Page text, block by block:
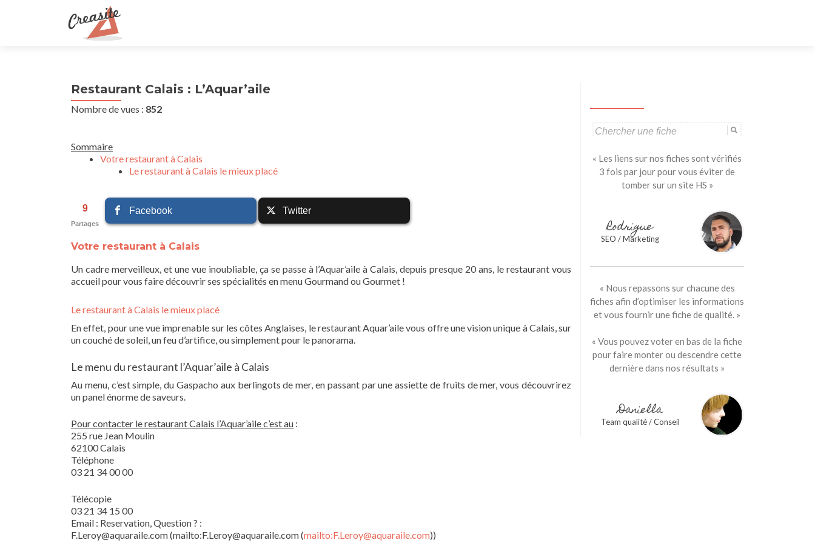
Restaurant Calais : L’Aquar’aile
Nombre de vues : 852
Sommaire
Votre restaurant à Calais
Le restaurant à Calais le mieux placé
9
Partages
Facebook Twitter
Votre restaurant à Calais
Un cadre merveilleux, et une vue inoubliable, ça se passe à l’Aquar’aile à Calais, depuis presque 20 ans, le restaurant vous
accueil pour vous faire découvrir ses spécialités en menu Gourmand ou Gourmet !
Le restaurant à Calais le mieux placé
En effet, pour une vue imprenable sur les côtes Anglaises, le restaurant Aquar’aile vous offre une vision unique à Calais, sur
un couché de soleil, un feu d’artifice, ou simplement pour le panorama.
Le menu du restaurant l’Aquar’aile à Calais
Au menu, c’est simple, du Gaspacho aux berlingots de mer, en passant par une assiette de fruits de mer, vous découvrirez
un panel énorme de saveurs.
Pour contacter le restaurant Calais l’Aquar’aile c’est au :
255 rue Jean Moulin
62100 Calais
Téléphone
03 21 34 00 00
Télécopie
03 21 34 15 00
Email : Reservation, Question ? :
F.Leroy@aquaraile.com (mailto:F.Leroy@aquaraile.com (mailto:F.Leroy@aquaraile.com))
Search
« Les liens sur nos fiches sont vérifiés
3 fois par jour pour vous éviter de
tomber sur un site HS »
Rodrigue
SEO / Marketing
« Nous repassons sur chacune des
fiches afin d’optimiser les informations
et vous fournir une fiche de qualité. »
« Vous pouvez voter en bas de la fiche
pour faire monter ou descendre cette
dernière dans nos résultats »
Daniella
Team qualité / Conseil